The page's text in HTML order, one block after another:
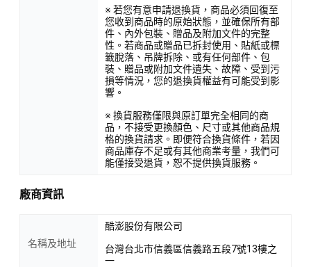
※ 若您有意申請退換貨，商品必須回復至
您收到商品時的原始狀態，並確保所有部
件、內外包裝、贈品及附加文件的完整
性。若商品或贈品已拆封使用、貼紙或標
籤脫落、吊牌拆除、或有任何部件、包
裝、贈品或附加文件遺失、故障、受到污
損等情況，您的退換貨權益有可能受到影
響。
※ 換貨服務僅限與原訂單完全相同的商
品，不接受更換顏色、尺寸或其他商品規
格的換貨請求。即便符合換貨條件，若因
商品庫存不足或有其他商業考量，我們可
能僅接受退貨，恕不提供換貨服務。
廠商資訊
名稱及地址
酷澎股份有限公司
台灣台北市信義區信義路五段7號13樓之
一